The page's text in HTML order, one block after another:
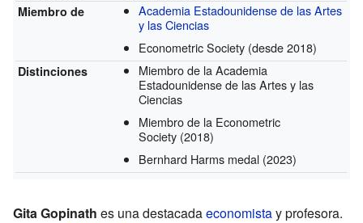
Miembro de
Academia Estadounidense de las Artes
y las Ciencias
Econometric Society (desde 2018)
Distinciones
Miembro de la Academia
Estadounidense de las Artes y las
Ciencias
Miembro de la Econometric
Society (2018)
Bernhard Harms medal (2023)
Gita Gopinath es una destacadaeconomistay profesora.